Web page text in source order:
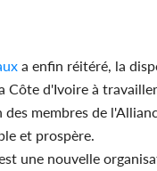
a enfin réitéré, la
Côte d'Ivoire à
des membres de
et prospère.
une nouvelle